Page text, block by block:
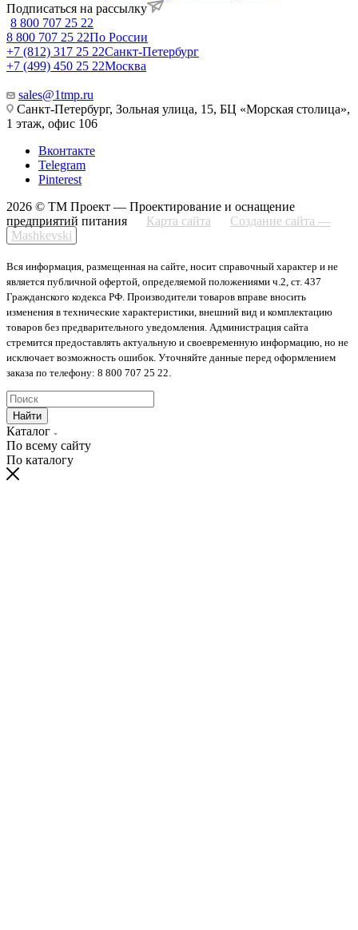
Подписаться на рассылку
8 800 707 25 22
8 800 707 25 22По России
+7 (812) 317 25 22Санкт-Петербург
+7 (499) 450 25 22Москва
sales@1tmp.ru
Санкт-Петербург, Зольная улица, 15, БЦ «Морская столица»,
1 этаж, офис 106
Вконтакте
Telegram
Pinterest
2026 © ТМ Проект — Проектирование и оснащение
предприятий питания
Карта сайта
Создание сайта —
Mashkevski
Вся информация, размещенная на сайте, носит справочный характер и не
является публичной офертой, определяемой положениями ч.2, ст. 437
Гражданского кодекса РФ. Производители товаров вправе вносить
изменения в технические характеристики, внешний вид и комплектацию
товаров без предварительного уведомления. Администрация сайта
стремится предоставлять актуальную и своевременную информацию, но не
исключает возможность ошибок. Уточняйте данные перед оформлением
заказа по телефону: 8 800 707 25 22.
Найти
Каталог
По всему сайту
По каталогу